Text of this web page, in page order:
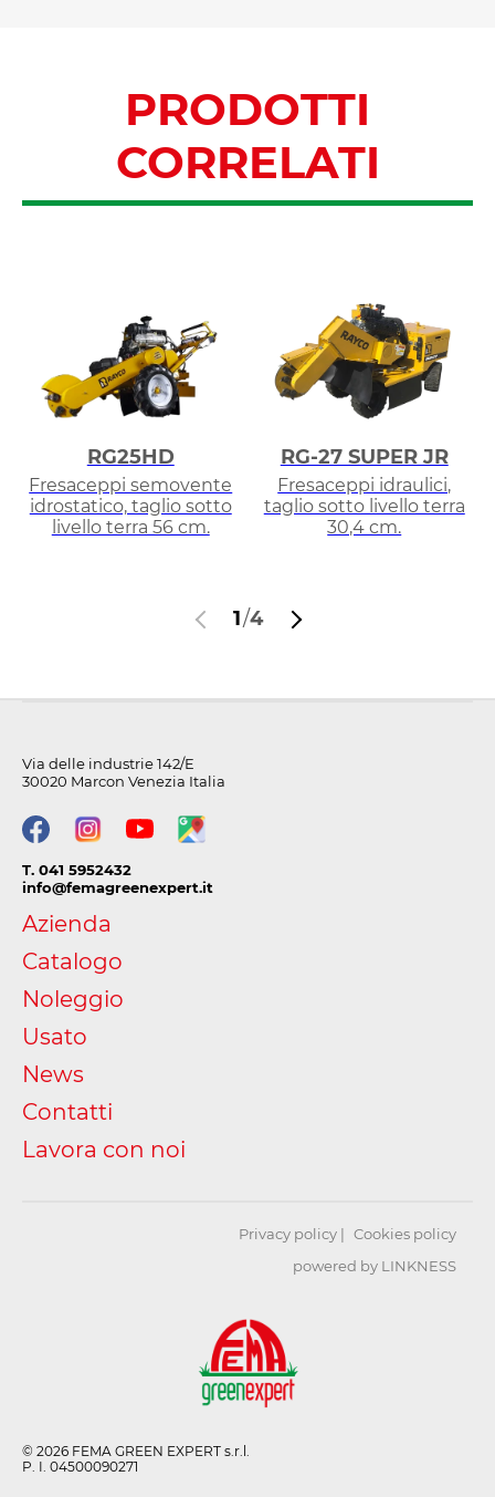
PRODOTTI
CORRELATI
RG25HD
Fresaceppi semovente
idrostatico, taglio sotto
livello terra 56 cm.
RG-27 SUPER JR
Fresaceppi idraulici,
taglio sotto livello terra
30,4 cm.
1/4
Via delle industrie 142/E
30020 Marcon Venezia Italia
T. 041 5952432
info@femagreenexpert.it
Azienda
Catalogo
Noleggio
Usato
News
Contatti
Lavora con noi
Privacy policy
Cookies policy
powered by LINKNESS
© 2026 FEMA GREEN EXPERT s.r.l.
P. I. 04500090271